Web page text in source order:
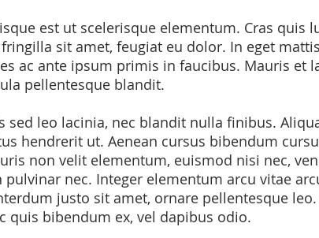
est ut scelerisque elementum. Cras quis
sit amet, feugiat eu dolor. In eget
ac ante ipsum primis in faucibus. Mauris et
pellentesque blandit.
sed leo lacinia, nec blandit nulla finibus.
hendrerit ut. Aenean cursus bibendum
non velit elementum, euismod nisi nec,
nec. Integer elementum arcu vitae
justo sit amet, ornare pellentesque
quis bibendum ex, vel dapibus odio.